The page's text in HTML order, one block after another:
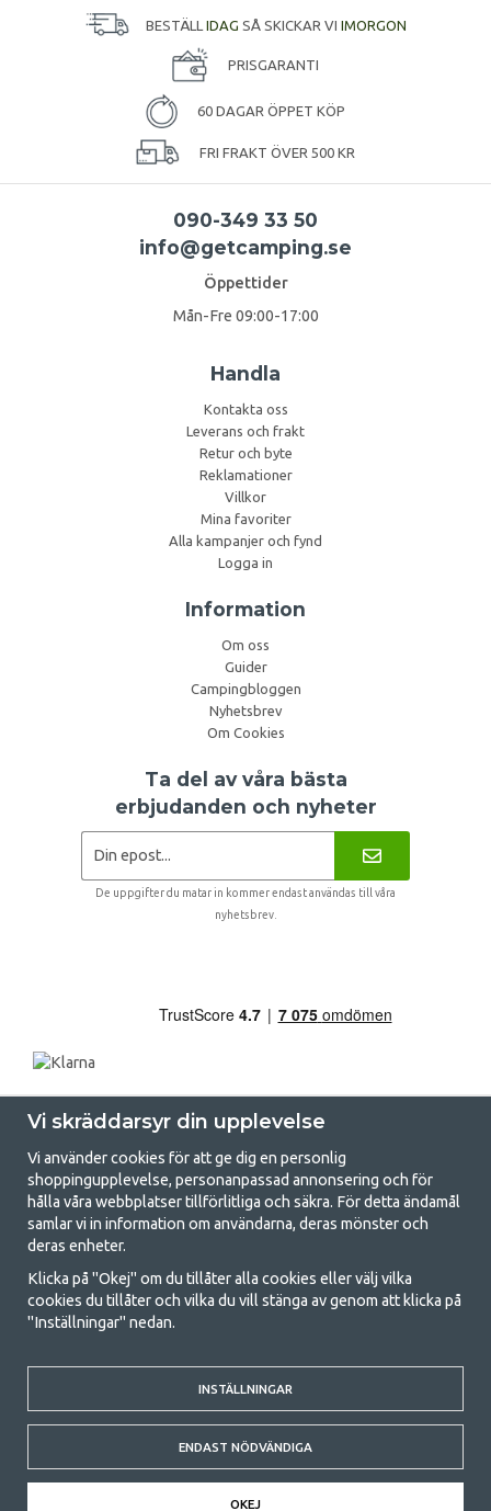
BESTÄLL IDAG SÅ SKICKAR VI IMORGON
PRISGARANTI
60 DAGAR ÖPPET KÖP
FRI FRAKT ÖVER 500 KR
090-349 33 50
info@getcamping.se
Öppettider
Mån-Fre 09:00-17:00
Handla
Kontakta oss
Leverans och frakt
Retur och byte
Reklamationer
Villkor
Mina favoriter
Alla kampanjer och fynd
Logga in
Information
Om oss
Guider
Campingbloggen
Nyhetsbrev
Om Cookies
Ta del av våra bästa
erbjudanden och nyheter
De uppgifter du matar in kommer endast användas till våra
nyhetsbrev.
GetCamping.se - Din butik för camping
och uteliv
Att campa kan antingen vara en livsstil eller ett sätt att samla familjen
för ett gemensamt äventyr. Oavsett vilken kategori du tillhör hittar du
med att campa så därför erbjuder vi riktigt bra priser på familjetält,
husvagnstält och all annan utrustning för camping och friluftsliv. Vårt
mål är att i varje priskategori erbjuda den bästa campingutrustningen
gällande kvalitet och funktionalitet. Ta gärna kontakt med oss om det
är något du saknar eller vill veta mer om.
© 2020 GetCamping. All rights reserved.
Vi skräddarsyr din upplevelse
Vi använder cookies för att ge dig en personlig
shoppingupplevelse, personanpassad annonsering och för
hålla våra webbplatser tillförlitliga och säkra. För detta ändamål
samlar vi in information om användarna, deras mönster och
deras enheter.
Klicka på "Okej" om du tillåter alla cookies eller välj vilka
cookies du tillåter och vilka du vill stänga av genom att klicka på
"Inställningar" nedan.
INSTÄLLNINGAR
ENDAST NÖDVÄNDIGA
OKEJ